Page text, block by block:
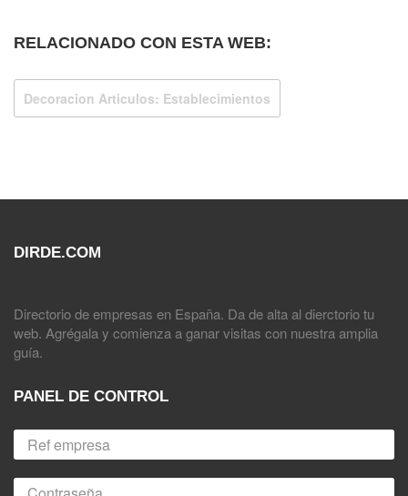
RELACIONADO CON ESTA WEB:
Decoracion Articulos: Establecimientos
DIRDE.COM
Directorio de empresas en España. Da de alta al dierctorio tu
web. Agrégala y comienza a ganar visitas con nuestra amplia
guía.
PANEL DE CONTROL